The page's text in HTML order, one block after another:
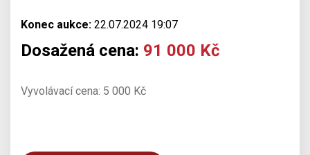
Konec aukce: 22.07.2024 19:07
Dosažená cena: 91 000 Kč
Vyvolávací cena: 5 000 Kč